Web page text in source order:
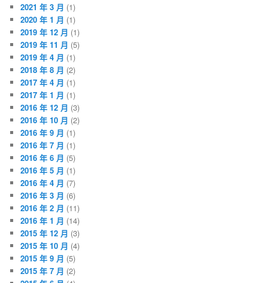
2021 年 3 月 (1)
2020 年 1 月 (1)
2019 年 12 月 (1)
2019 年 11 月 (5)
2019 年 4 月 (1)
2018 年 8 月 (2)
2017 年 4 月 (1)
2017 年 1 月 (1)
2016 年 12 月 (3)
2016 年 10 月 (2)
2016 年 9 月 (1)
2016 年 7 月 (1)
2016 年 6 月 (5)
2016 年 5 月 (1)
2016 年 4 月 (7)
2016 年 3 月 (6)
2016 年 2 月 (11)
2016 年 1 月 (14)
2015 年 12 月 (3)
2015 年 10 月 (4)
2015 年 9 月 (5)
2015 年 7 月 (2)